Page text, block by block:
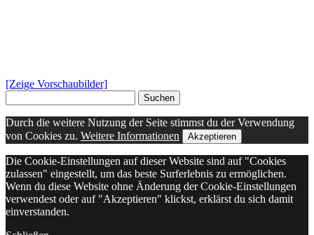
[Zeige Vorschaubilder]
nach:
Durch die weitere Nutzung der Seite stimmst du der Verwendung
von Cookies zu. Weitere Informationen Akzeptieren
Die Cookie-Einstellungen auf dieser Website sind auf "Cookies
zulassen" eingestellt, um das beste Surferlebnis zu ermöglichen.
Wenn du diese Website ohne Änderung der Cookie-Einstellungen
verwendest oder auf "Akzeptieren" klickst, erklärst du sich damit
einverstanden.